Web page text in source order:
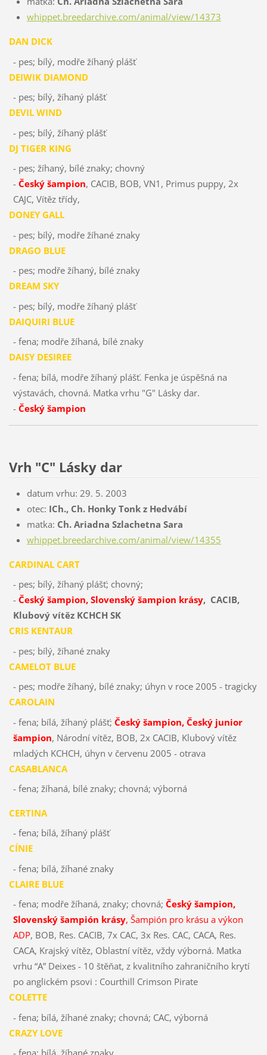
whippet.breedarchive.com/animal/view/14373
DAN DICK
- pes; bílý, modře žíhaný plášť
DEIWIK DIAMOND
- pes; bílý, žíhaný plášť
DEVIL WIND
- pes; bílý, žíhaný plášť
DJ TIGER KING
- pes; žíhaný, bílé znaky; chovný
-Český šampion, CACIB, BOB, VN1, Primus puppy, 2x
CAJC, Vítěz třídy,
DONEY GALL
- pes; bílý, modře žíhané znaky
DRAGO BLUE
- pes; modře žíhaný, bílé znaky
DREAM SKY
- pes; bílý, modře žíhaný plášť
DAIQUIRI BLUE
- fena; modře žíhaná, bílé znaky
DAISY DESIREE
- fena; bílá, modře žíhaný plášť. Fenka je úspěšná na
výstavách, chovná. Matka vrhu "G" Lásky dar.
-Český šampion
Vrh "C" Lásky dar
datum vrhu: 29. 5. 2003
otec: ICh., Ch. Honky Tonk z Hedvábí
matka: Ch. Ariadna Szlachetna Sara
whippet.breedarchive.com/animal/view/14355
CARDINAL CART
- pes; bílý, žíhaný plášť; chovný;
-Český šampion, Slovenský šampion krásy, CACIB,
Klubový vítěz KCHCH SK
CRIS KENTAUR
- pes; bílý, žíhané znaky
CAMELOT BLUE
- pes; modře žíhaný, bílé znaky; úhyn v roce 2005 - tragicky
CAROLAIN
- fena; bílá, žíhaný plášť;Český šampion, Český junior
šampion, Národní vítěz, BOB, 2x CACIB, Klubový vítěz
mladých KCHCH, úhyn v červenu 2005 - otrava
CASABLANCA
- fena; žíhaná, bílé znaky; chovná; výborná
CERTINA
- fena; bílá, žíhaný plášť
CÍNIE
- fena; bílá, žíhané znaky
CLAIRE BLUE
- fena; modře žíhaná, znaky; chovná;Český šampion,
Slovenský šampión krásy, Šampión pro krásu a výkon
ADP, BOB, Res. CACIB, 7x CAC, 3x Res. CAC, CACA, Res.
CACA, Krajský vítěz, Oblastní vítěz, vždy výborná. Matka
vrhu “A” Deixes - 10 štěňat, z kvalitního zahraničního krytí
po anglickém psovi : Courthill Crimson Pirate
COLETTE
- fena; bílá, žíhané znaky; chovná; CAC, výborná
CRAZY LOVE